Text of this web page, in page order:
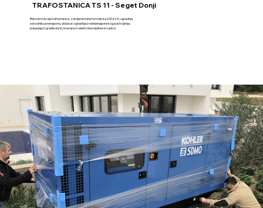
TRAFOSTANICA TS 11 - Seget Donji
Rekonstrukcija trafostanice, zamjena transformatora 630 kVA, ugradnja
odvodnika prenapona, dobava i ugradnja srednjenaponskog postrojenja,
pripadajući građevinski, bravarski i elektroinstalaterski radovi.